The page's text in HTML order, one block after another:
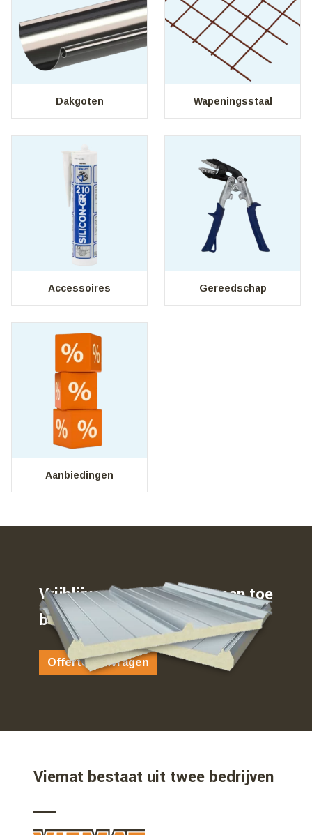
Dakgoten Wapeningsstaal
Accessoires Gereedschap
Aanbiedingen
Vrijblijvend weten waar u aan toe
bent…
Offerte aanvragen
Viemat bestaat uit twee bedrijven